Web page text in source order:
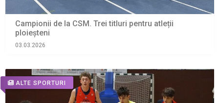
Campionii de la CSM. Trei titluri pentru atleții
ploieșteni
03.03.2026
ALTE SPORTURI